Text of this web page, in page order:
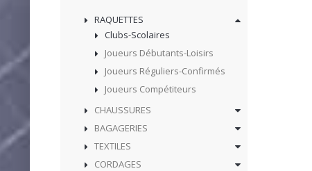
RAQUETTES
Clubs-Scolaires
Joueurs Débutants-Loisirs
Joueurs Réguliers-Confirmés
Joueurs Compétiteurs
CHAUSSURES
BAGAGERIES
TEXTILES
CORDAGES